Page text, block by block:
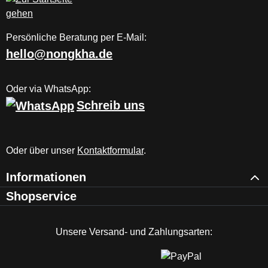
Persönliche Beratung per E-Mail:
hello@nongkha.de
Oder via WhatsApp:
Schreib uns
Oder über unser Kontaktformular.
Informationen
Shopservice
Unsere Versand- und Zahlungsarten: